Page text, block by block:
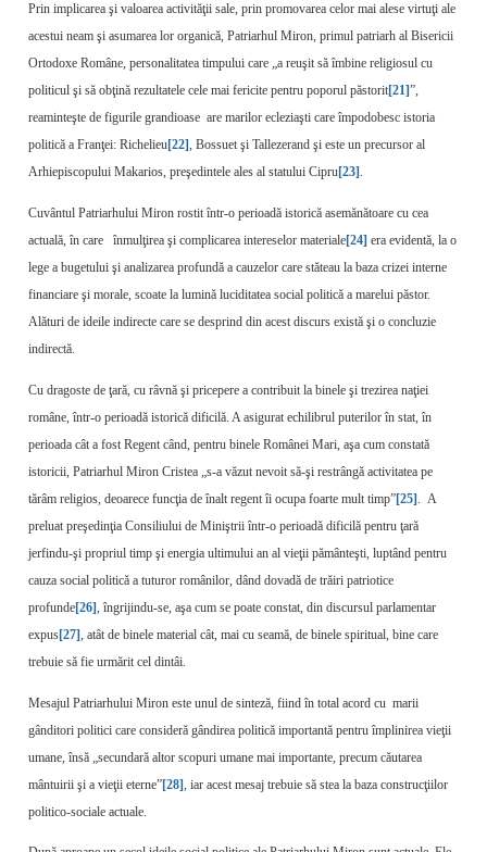
Prin implicarea şi valoarea activităţii sale, prin promovarea celor mai alese virtuţi ale
acestui neam şi asumarea lor organică, Patriarhul Miron, primul patriarh al Bisericii
Ortodoxe Române, personalitatea timpului care „a reuşit să îmbine religiosul cu
politicul şi să obţină rezultatele cele mai fericite pentru poporul păstorit[21]”,
reaminteşte de figurile grandioase are marilor ecleziaşti care împodobesc istoria
politică a Franţei: Richelieu[22], Bossuet şi Tallezerand şi este un precursor al
Arhiepiscopului Makarios, preşedintele ales al statului Cipru[23] .
Cuvântul Patriarhului Miron rostit într-o perioadă istorică asemănătoare cu cea
actuală, în care înmulţirea şi complicarea intereselor materiale[24] era evidentă, la o
lege a bugetului şi analizarea profundă a cauzelor care stăteau la baza crizei interne
financiare şi morale, scoate la lumină luciditatea social politică a marelui păstor.
Alături de ideile indirecte care se desprind din acest discurs există şi o concluzie
indirectă.
Cu dragoste de ţară, cu râvnă şi pricepere a contribuit la binele şi trezirea naţiei
române, într-o perioadă istorică dificilă. A asigurat echilibrul puterilor în stat, în
perioada cât a fost Regent când, pentru binele Românei Mari, aşa cum constată
istoricii, Patriarhul Miron Cristea „s-a văzut nevoit să-şi restrângă activitatea pe
tărâm religios, deoarece funcţia de înalt regent îi ocupa foarte mult timp”[25]. A
preluat preşedinţia Consiliului de Miniştrii într-o perioadă dificilă pentru ţară
jerfindu-şi propriul timp şi energia ultimului an al vieţii pământeşti, luptând pentru
cauza social politică a tuturor românilor, dând dovadă de trăiri patriotice
profunde[26], îngrijindu-se, aşa cum se poate constat, din discursul parlamentar
expus[27], atât de binele material cât, mai cu seamă, de binele spiritual, bine care
trebuie să fie urmărit cel dintâi.
Mesajul Patriarhului Miron este unul de sinteză, fiind în total acord cu marii
gânditori politici care consideră gândirea politică importantă pentru împlinirea vieţii
umane, însă „secundară altor scopuri umane mai importante, precum căutarea
mântuirii şi a vieţii eterne”[28] , iar acest mesaj trebuie să stea la baza construcţiilor
politico-sociale actuale.